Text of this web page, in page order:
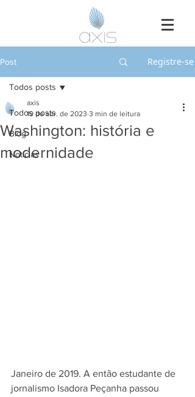
Post Registre-se
Todos posts
Blog
Notícias
Todos posts
Washington: história e
modernidade
axis
19 de abr. de 2023 3 min de leitura
Janeiro de 2019. A então estudante de
jornalismo Isadora Peçanha passou